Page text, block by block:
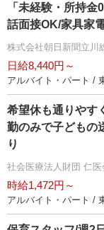
「未経験・所持
話面接OK/家具家
株式会社朝日新聞立川
日給8,440円～
アルバイト・パート /
希望休も通りやす
勤のみで子どもの
り
社会医療法人財団 仁医
時給1,472円～
アルバイト・パート /